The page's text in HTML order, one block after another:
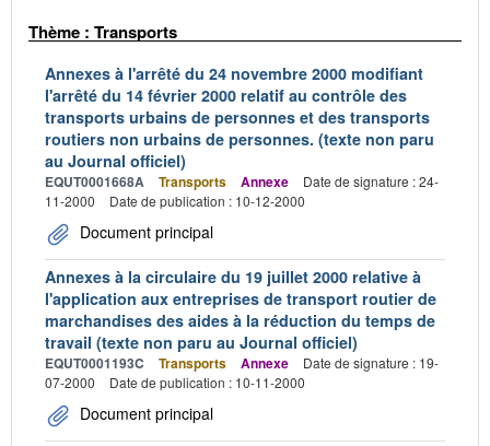
Thème : Transports
Annexes à l'arrêté du 24 novembre 2000 modifiant
l'arrêté du 14 février 2000 relatif au contrôle des
transports urbains de personnes et des transports
routiers non urbains de personnes. (texte non paru
au Journal officiel)
EQUT0001668A Transports Annexe
Date de signature : 24-
11-2000
Date de publication : 10-12-2000
Document principal
Annexes à la circulaire du 19 juillet 2000 relative à
l'application aux entreprises de transport routier de
marchandises des aides à la réduction du temps de
travail (texte non paru au Journal officiel)
EQUT0001193C Transports Annexe
Date de signature : 19-
07-2000
Date de publication : 10-11-2000
Document principal